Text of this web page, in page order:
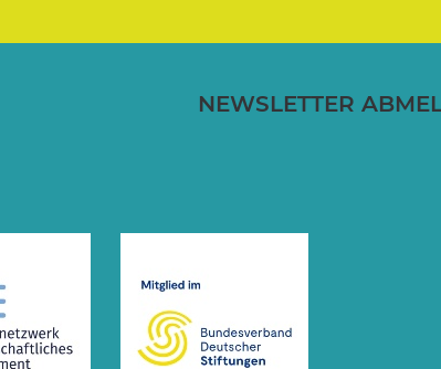
NEWSLETTER